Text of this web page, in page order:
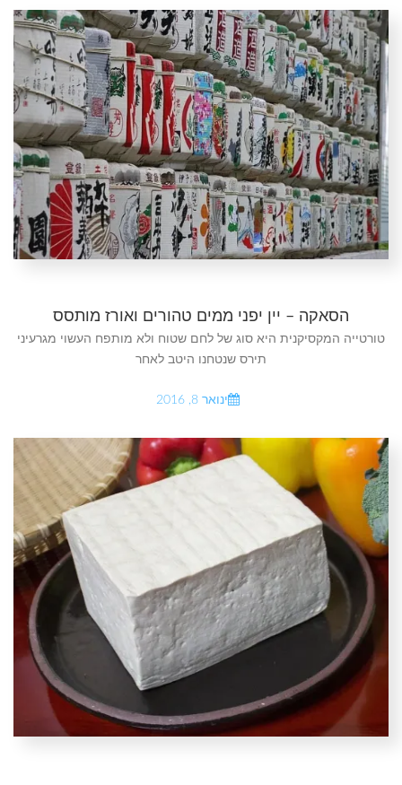
הסאקה – יין יפני ממים טהורים ואורז מותסס
טורטייה המקסיקנית היא סוג של לחם שטוח ולא מותפח העשוי מגרעיני
תירס שנטחנו היטב לאחר
ינואר 8, 2016